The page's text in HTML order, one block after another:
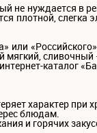
не нуждается в
плотной,
или
мягкий,
каталог
характер при
блюдам.
и горячих